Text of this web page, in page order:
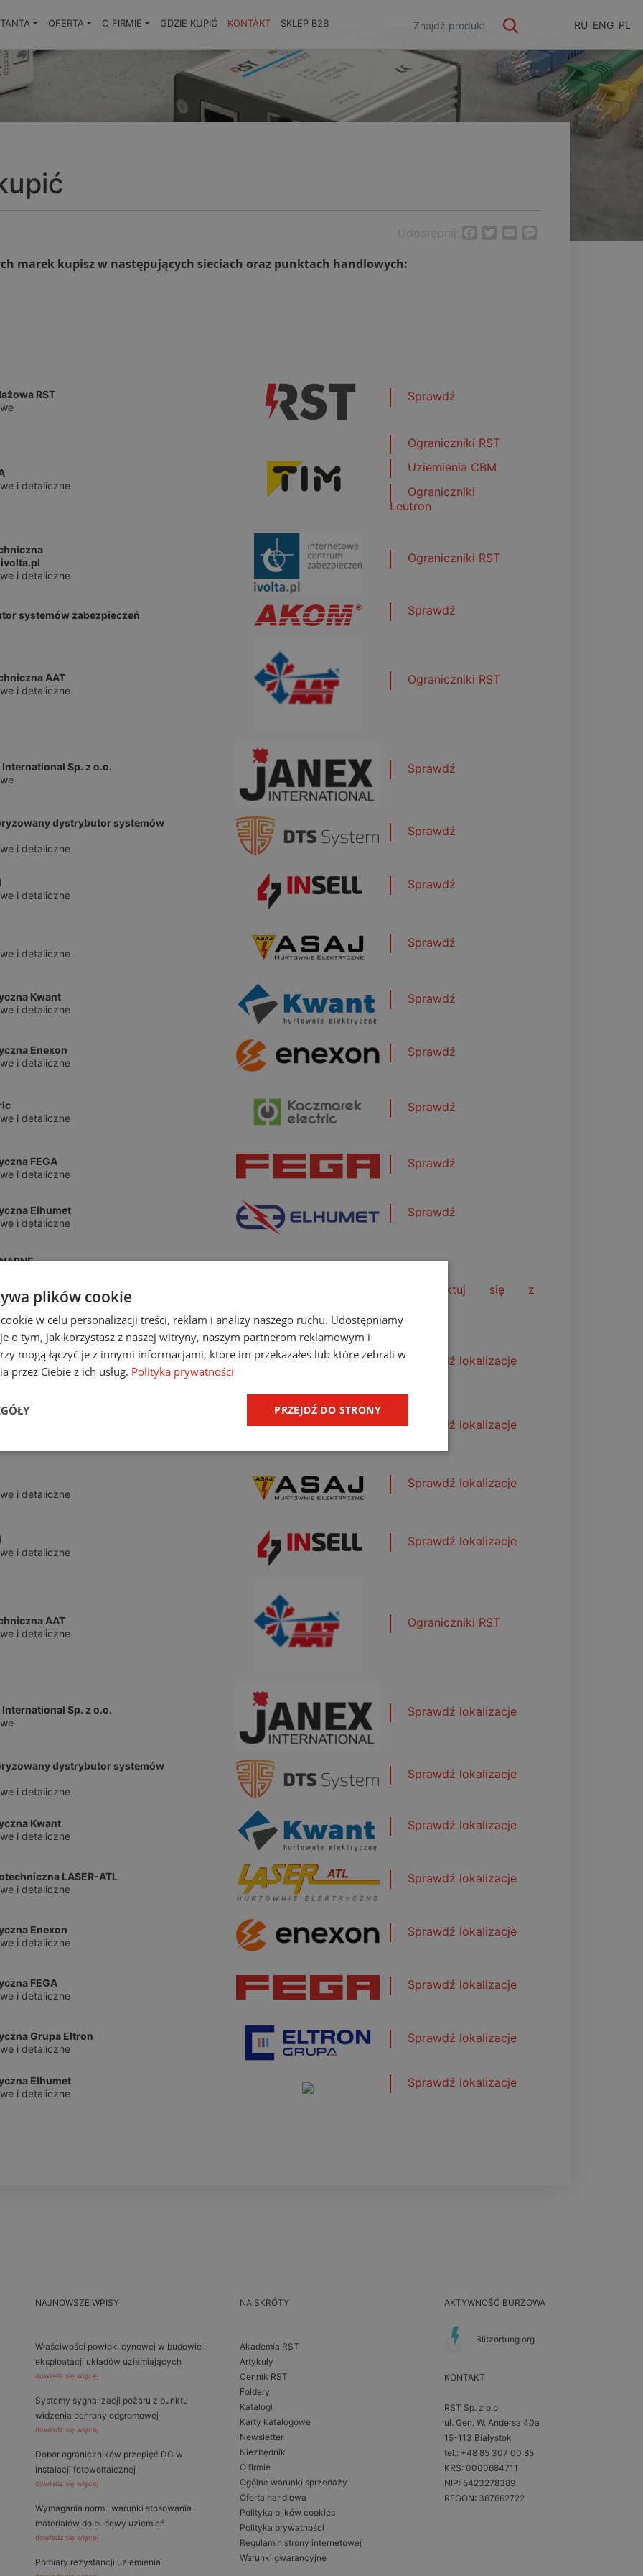
OFERTA O FIRMIE GDZIE KUPIĆ KONTAKT SKLEP B2B RU ENG PL
Udostępnij: Facebook
Twitter
Email
marek kupisz w następujących sieciach oraz punktach handlowych:
RST
Sprawdź
i detaliczne
Ograniczniki RST
Uziemienia CBM
Ograniczniki
Leutron
ivolta.pl
i detaliczne
Ograniczniki RST
systemów zabezpieczeń Sprawdź
AAT
i detaliczne
Ograniczniki RST
Sp. z o.o.
Sprawdź
dystrybutor systemów
i detaliczne
Sprawdź
i detaliczne
Sprawdź
i detaliczne
Sprawdź
Kwant
i detaliczne
Sprawdź
Enexon
i detaliczne
Sprawdź
i detaliczne
Sprawdź
FEGA
i detaliczne
Sprawdź
Elhumet
i detaliczne
Sprawdź
Skontaktuj się z
ivolta.pl
i detaliczne
Sprawdź lokalizacje
Sprawdź lokalizacje
i detaliczne
Sprawdź lokalizacje
i detaliczne
Sprawdź lokalizacje
AAT
i detaliczne
Ograniczniki RST
Sp. z o.o.
Sprawdź lokalizacje
dystrybutor systemów
i detaliczne
Sprawdź lokalizacje
Kwant
i detaliczne
Sprawdź lokalizacje
LASER-ATL
i detaliczne
Sprawdź lokalizacje
Enexon
i detaliczne
Sprawdź lokalizacje
FEGA
i detaliczne
Sprawdź lokalizacje
Grupa Eltron
i detaliczne
Sprawdź lokalizacje
Elhumet
i detaliczne
Sprawdź lokalizacje
NAJNOWSZE WPISY
Właściwości powłoki cynowej w budowie i
eksploatacji układów uziemiających
dowiedz się więcej
Systemy sygnalizacji pożaru z punktu
widzenia ochrony odgromowej
dowiedz się więcej
Dobór ograniczników przepięć DC w
instalacji fotowoltaicznej
dowiedz się więcej
Wymagania norm i warunki stosowania
materiałów do budowy uziemień
dowiedz się więcej
Pomiary rezystancji uziemienia
NA SKRÓTY
Akademia RST
Artykuły
Cennik RST
Foldery
Katalogi
Karty katalogowe
Newsletter
Niezbędnik
O firmie
Ogólne warunki sprzedaży
Oferta handlowa
Polityka plików cookies
Polityka prywatności
Regulamin strony internetowej
Warunki gwarancyjne
AKTYWNOŚĆ BURZOWA
Blitzortung.org
KONTAKT
RST Sp. z o.o.
ul. Gen. W. Andersa 40a
15-113 Białystok
tel.: +48 85 307 00 85
KRS: 0000684711
NIP: 5423278389
REGON: 367662722
plików cookie
w celu personalizacji treści, reklam i analizy naszego ruchu. Udostępniamy
o tym, jak korzystasz z naszej witryny, naszym partnerom reklamowym i
mogą łączyć je z innymi informacjami, które im przekazałeś lub które zebrali w
przez Ciebie z ich usług. Polityka prywatności
PRZEJDŹ DO STRONY